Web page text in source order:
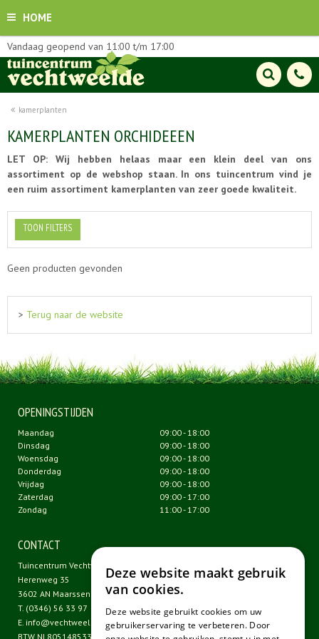
HOME
kamerplanten
Vandaag geopend van 11:00 t/m 17:00
KAMERPLANTEN ORCHIDEEEN
LET OP: Wij hebben helaas maar een klein deel van ons
assortiment op de webshop staan. In ons tuincentrum vind je
een ruim assortiment kamerplanten van zeer goede kwaliteit.
TOON FILTERS
Geen producten gevonden
> Terug naar de website
OPENINGSTIJDEN
Maandag
09:00 - 18:00
Dinsdag
09:00 - 18:00
Woensdag
09:00 - 18:00
Donderdag
09:00 - 18:00
Vrijdag
09:00 - 18:00
Zaterdag
09:00 - 17:00
Zondag
11:00 - 17:00
CONTACT
Tuincentrum Vechtweelde
Herenweg 35
3602 AN Maarssen
T. (0346) 56 33 97
E. info@vechtweelde.nl
BTW NL805148533B01
Deze website maakt gebruik
van cookies.
Deze website gebruikt cookies om uw
gebruikerservaring te verbeteren. Door